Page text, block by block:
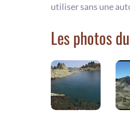
utiliser sans une
Les photos